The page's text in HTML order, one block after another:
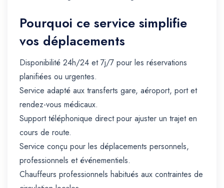
Pourquoi ce service simplifie
vos déplacements
Disponibilité 24h/24 et 7j/7 pour les réservations
planifiées ou urgentes.
Service adapté aux transferts gare, aéroport, port et
rendez-vous médicaux.
Support téléphonique direct pour ajuster un trajet en
cours de route.
Service conçu pour les déplacements personnels,
professionnels et événementiels.
Chauffeurs professionnels habitués aux contraintes de